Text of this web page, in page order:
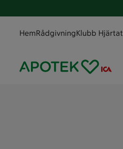
HemRådgivningKlubb Hjärtat